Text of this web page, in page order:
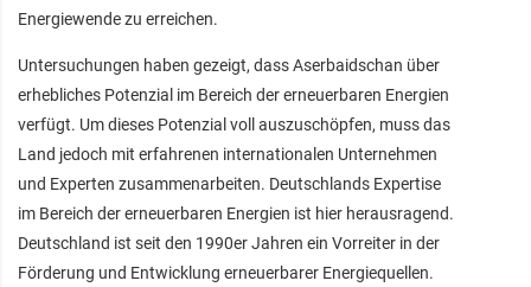
Energiewende zu erreichen.
Untersuchungen haben gezeigt, dass Aserbaidschan über
erhebliches Potenzial im Bereich der erneuerbaren Energien
verfügt. Um dieses Potenzial voll auszuschöpfen, muss das
Land jedoch mit erfahrenen internationalen Unternehmen
und Experten zusammenarbeiten. Deutschlands Expertise
im Bereich der erneuerbaren Energien ist hier herausragend.
Deutschland ist seit den 1990er Jahren ein Vorreiter in der
Förderung und Entwicklung erneuerbarer Energiequellen.